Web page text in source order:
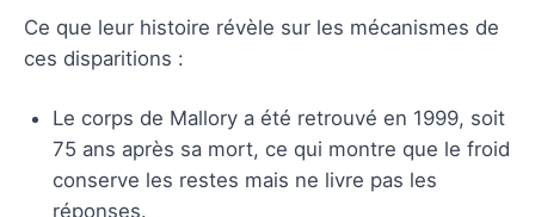
Ce que leur histoire révèle sur les mécanismes de
ces disparitions :
Le corps de Mallory a été retrouvé en 1999, soit
75 ans après sa mort, ce qui montre que le froid
conserve les restes mais ne livre pas les
réponses.